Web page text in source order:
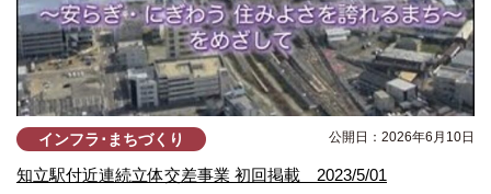
インフラ･まちづくり 公開日：2026年6月10日
知立駅付近連続立体交差事業 初回掲載 2023/5/01